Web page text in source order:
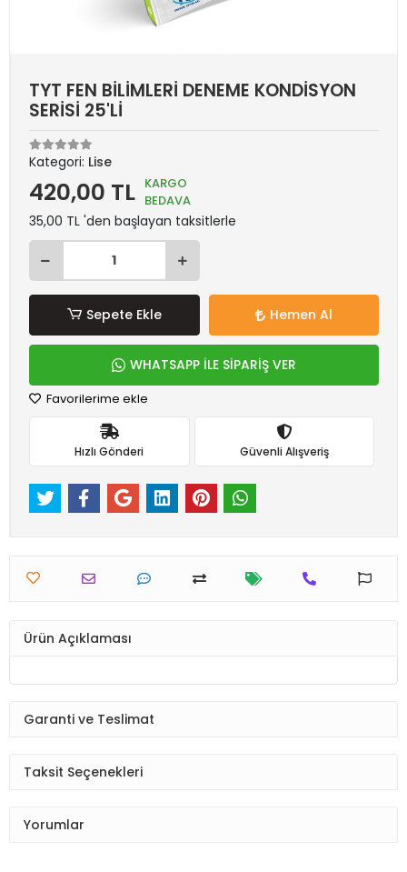
TYT FEN BİLİMLERİ DENEME KONDİSYON
SERİSİ 25'Lİ
Kategori: Lise
420,00 TL KARGO
BEDAVA
35,00 TL 'den başlayan taksitlerle
Sepete Ekle Hemen Al
WHATSAPP İLE SİPARİŞ VER
Favorilerime ekle
Hızlı Gönderi Güvenli Alışveriş
Ürün Açıklaması
Garanti ve Teslimat
Taksit Seçenekleri
Yorumlar